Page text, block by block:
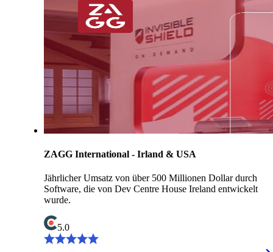
ZAGG International - Irland & USA
Jährlicher Umsatz von über 500 Millionen Dollar durch
Software, die von Dev Centre House Ireland entwickelt
wurde.
5.0